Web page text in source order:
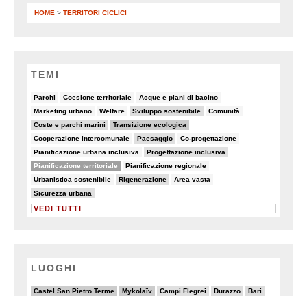
HOME > TERRITORI CICLICI
TEMI
Parchi
6/90 Coesione territoriale
8/90 Acque e piani di bacino
5/90
Marketing urbano
5/90 Welfare
5/90 Sviluppo sostenibile
19/90 Comunità
7/90
Coste e parchi marini
19/90 Transizione ecologica
30/90
Cooperazione intercomunale
7/90 Paesaggio
14/90 Co-progettazione
6/90
Pianificazione urbana inclusiva
6/90 Progettazione inclusiva
10/90
Pianificazione territoriale
48/90 Pianificazione regionale
5/90
Urbanistica sostenibile
6/90 Rigenerazione
16/90 Area vasta
7/90
Sicurezza urbana
10/90
VEDI TUTTI
LUOGHI
Castel San Pietro Terme
6/20 Mykolaïv
7/20 Campi Flegrei
3/20 Durazzo
5/20 Bari
5/20